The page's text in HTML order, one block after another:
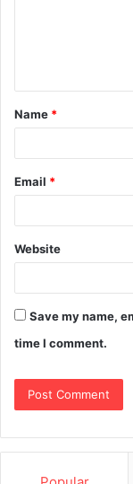
Name *
Email *
Website
Save my name,
time I comment.